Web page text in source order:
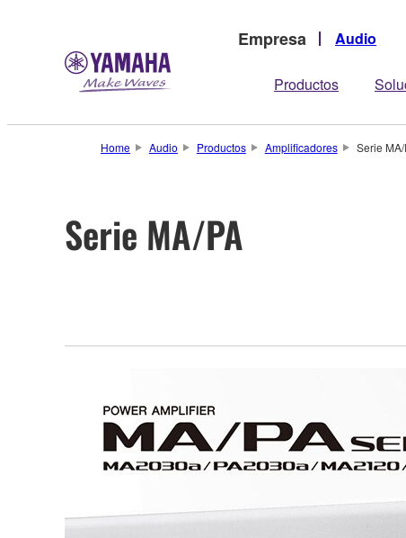
Empresa Audio
Productos
Home Audio Productos Amplificadores Serie MA/
Serie MA/PA